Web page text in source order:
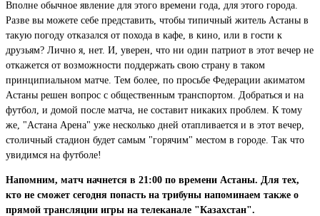
Вполне обычное явление для этого времени года, для этого города.
Разве вы можете себе представить, чтобы типичный житель Астаны в
такую погоду отказался от похода в кафе, в кино, или в гости к
друзьям? Лично я, нет. И, уверен, что ни один патриот в этот вечер не
откажется от возможности поддержать свою страну в таком
принципиальном матче. Тем более, по просьбе Федерации акиматом
Астаны решен вопрос с общественным транспортом. Добраться и на
футбол, и домой после матча, не составит никаких проблем. К тому
же, "Астана Арена" уже несколько дней отапливается и в этот вечер,
столичный стадион будет самым "горячим" местом в городе. Так что
увидимся на футболе!
Напомним, матч начнется в 21:00 по времени Астаны. Для тех,
кто не сможет сегодня попасть на трибуны напоминаем также о
прямой трансляции игры на телеканале "Казахстан".